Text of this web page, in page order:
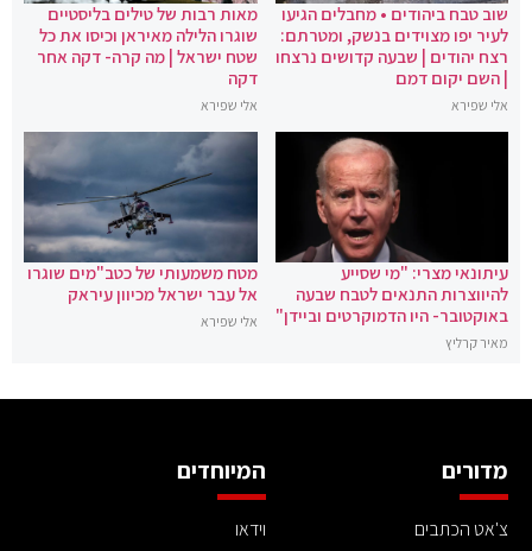
שוב טבח ביהודים • מחבלים הגיעו
לעיר יפו מצוידים בנשק, ומטרתם:
רצח יהודים | שבעה קדושים נרצחו
| השם יקום דמם
אלי שפירא
מאות רבות של טילים בליסטיים
שוגרו הלילה מאיראן וכיסו את כל
שטח ישראל | מה קרה- דקה אחר
דקה
אלי שפירא
עיתונאי מצרי: "מי שסייע
להיווצרות התנאים לטבח שבעה
באוקטובר- היו הדמוקרטים וביידן"
מאיר קרליץ
מטח משמעותי של כטב"מים שוגרו
אל עבר ישראל מכיוון עיראק
אלי שפירא
מדורים
צ'אט הכתבים
המיוחדים
וידאו